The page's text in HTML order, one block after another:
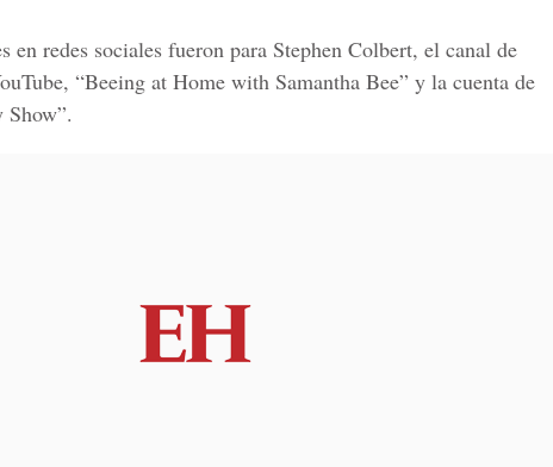
en redes sociales fueron para Stephen Colbert, el canal de
“Beeing at Home with Samantha Bee” y la cuenta de